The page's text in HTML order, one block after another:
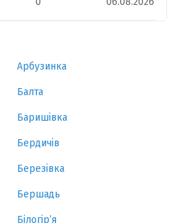
Арбузинка
Балта
Баришівка
Бердичів
Березівка
Бершадь
Білогір’я